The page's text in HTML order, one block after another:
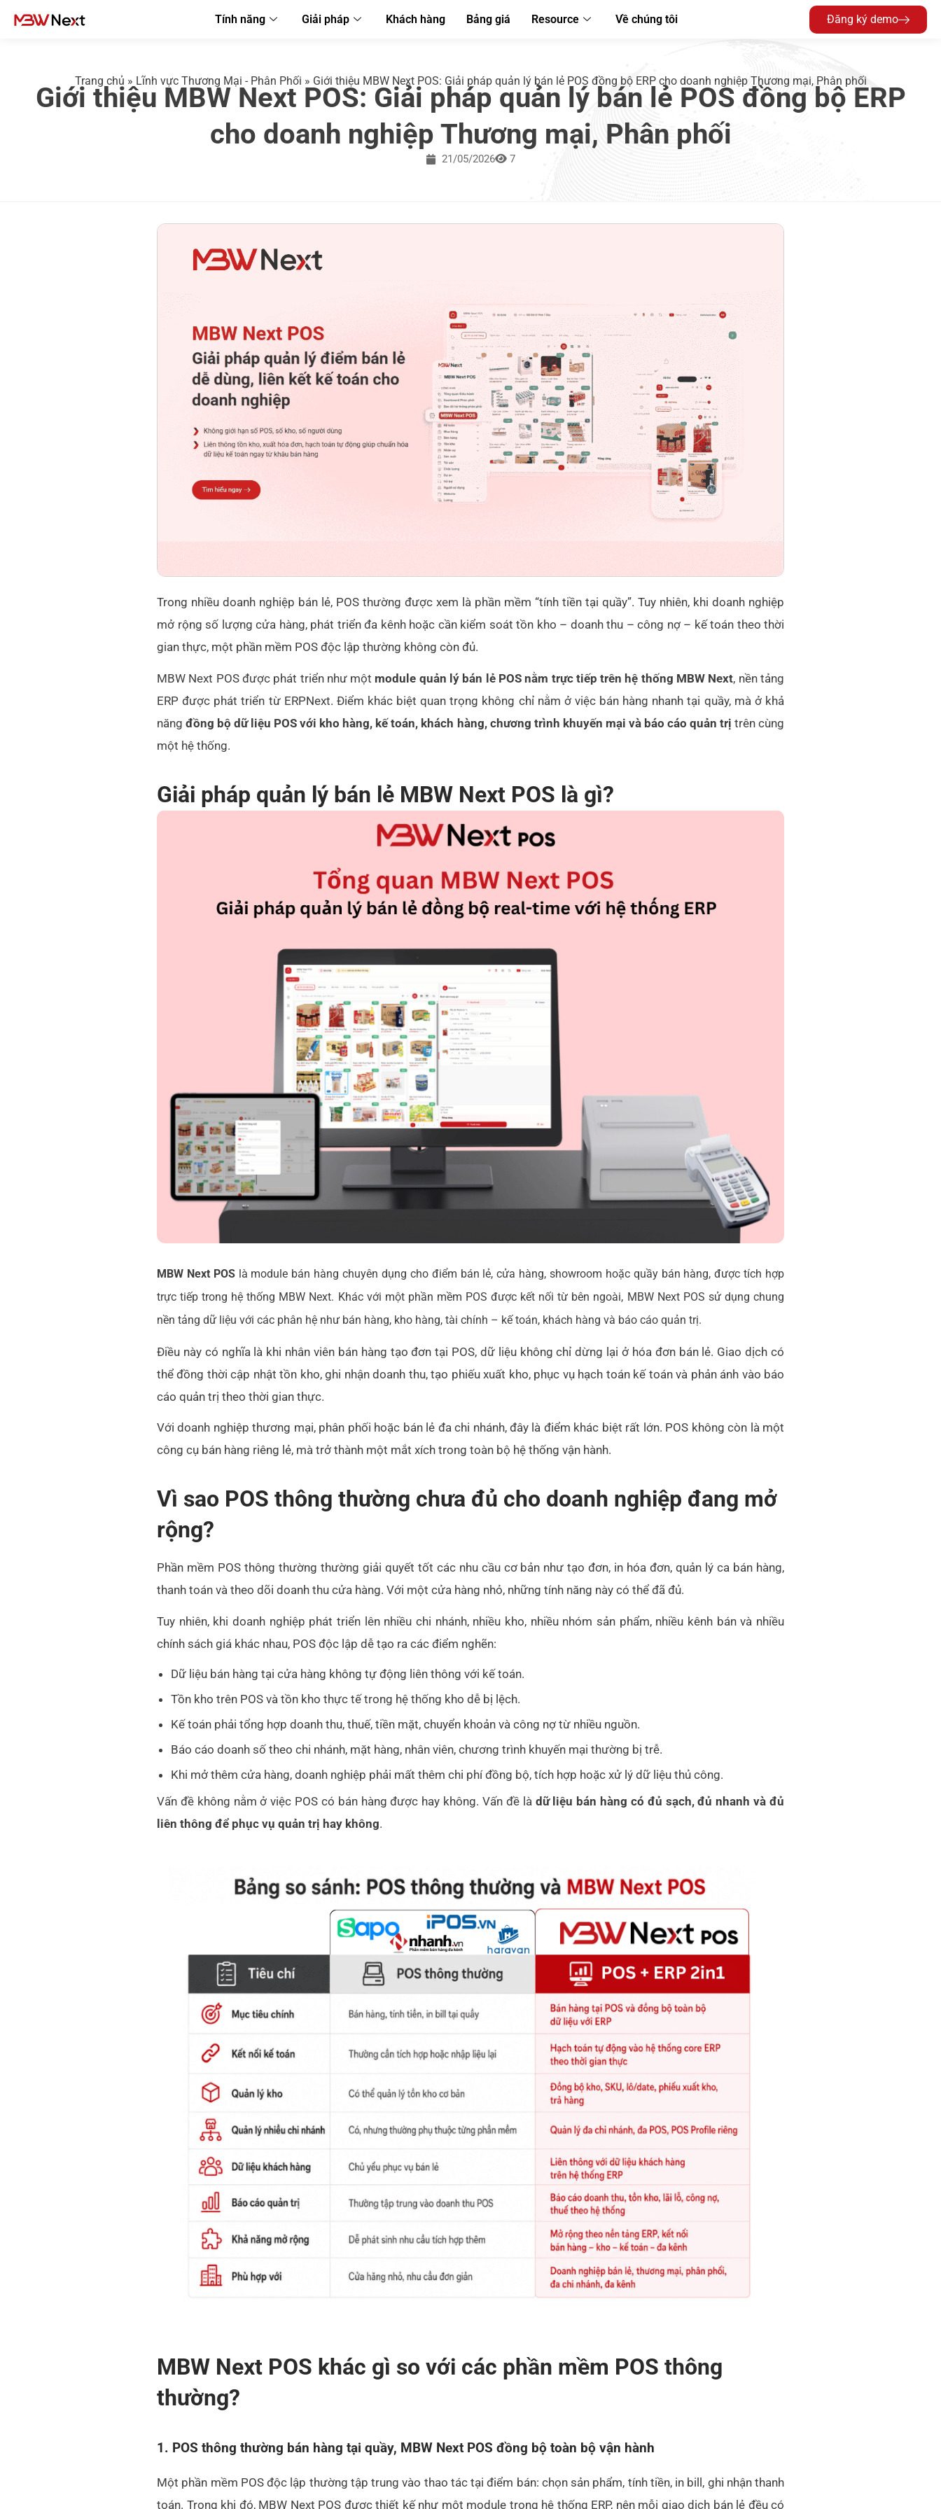
Tính năng Giải pháp Khách hàng Bảng giá Resource Về chúng tôi Đăng ký demo
Trang chủ » Lĩnh vực Thương Mại - Phân Phối » Giới thiệu MBW Next POS: Giải pháp quản lý bán lẻ POS đồng bộ ERP cho doanh nghiệp Thương mại, Phân phối
Giới thiệu MBW Next POS: Giải pháp quản lý bán lẻ POS đồng bộ ERP
cho doanh nghiệp Thương mại, Phân phối
21/05/2026 7
Trong nhiều doanh nghiệp bán lẻ, POS thường được xem là phần mềm “tính tiền tại quầy”. Tuy nhiên, khi doanh nghiệp
mở rộng số lượng cửa hàng, phát triển đa kênh hoặc cần kiểm soát tồn kho – doanh thu – công nợ – kế toán theo thời
gian thực, một phần mềm POS độc lập thường không còn đủ.
MBW Next POS được phát triển như một module quản lý bán lẻ POS nằm trực tiếp trên hệ thống MBW Next, nền tảng
ERP được phát triển từ ERPNext. Điểm khác biệt quan trọng không chỉ nằm ở việc bán hàng nhanh tại quầy, mà ở khả
năngđồng bộ dữ liệu POS với kho hàng, kế toán, khách hàng, chương trình khuyến mại và báo cáo quản trị trên cùng
một hệ thống.
Giải pháp quản lý bán lẻ MBW Next POS là gì?
MBW Next POSlà module bán hàng chuyên dụng cho điểm bán lẻ, cửa hàng, showroom hoặc quầy bán hàng, được tích hợp
trực tiếp trong hệ thống MBW Next. Khác với một phần mềm POS được kết nối từ bên ngoài, MBW Next POS sử dụng chung
nền tảng dữ liệu với các phân hệ như bán hàng, kho hàng, tài chính – kế toán, khách hàng và báo cáo quản trị.
Điều này có nghĩa là khi nhân viên bán hàng tạo đơn tại POS, dữ liệu không chỉ dừng lại ở hóa đơn bán lẻ. Giao dịch có
thể đồng thời cập nhật tồn kho, ghi nhận doanh thu, tạo phiếu xuất kho, phục vụ hạch toán kế toán và phản ánh vào báo
cáo quản trị theo thời gian thực.
Với doanh nghiệp thương mại, phân phối hoặc bán lẻ đa chi nhánh, đây là điểm khác biệt rất lớn. POS không còn là một
công cụ bán hàng riêng lẻ, mà trở thành một mắt xích trong toàn bộ hệ thống vận hành.
Vì sao POS thông thường chưa đủ cho doanh nghiệp đang mở
rộng?
Phần mềm POS thông thường thường giải quyết tốt các nhu cầu cơ bản như tạo đơn, in hóa đơn, quản lý ca bán hàng,
thanh toán và theo dõi doanh thu cửa hàng. Với một cửa hàng nhỏ, những tính năng này có thể đã đủ.
Tuy nhiên, khi doanh nghiệp phát triển lên nhiều chi nhánh, nhiều kho, nhiều nhóm sản phẩm, nhiều kênh bán và nhiều
chính sách giá khác nhau, POS độc lập dễ tạo ra các điểm nghẽn:
Dữ liệu bán hàng tại cửa hàng không tự động liên thông với kế toán.
Tồn kho trên POS và tồn kho thực tế trong hệ thống kho dễ bị lệch.
Kế toán phải tổng hợp doanh thu, thuế, tiền mặt, chuyển khoản và công nợ từ nhiều nguồn.
Báo cáo doanh số theo chi nhánh, mặt hàng, nhân viên, chương trình khuyến mại thường bị trễ.
Khi mở thêm cửa hàng, doanh nghiệp phải mất thêm chi phí đồng bộ, tích hợp hoặc xử lý dữ liệu thủ công.
Vấn đề không nằm ở việc POS có bán hàng được hay không. Vấn đề là dữ liệu bán hàng có đủ sạch, đủ nhanh và đủ
liên thông để phục vụ quản trị hay không.
MBW Next POS khác gì so với các phần mềm POS thông
thường?
1. POS thông thường bán hàng tại quầy, MBW Next POS đồng bộ toàn bộ vận hành
Một phần mềm POS độc lập thường tập trung vào thao tác tại điểm bán: chọn sản phẩm, tính tiền, in bill, ghi nhận thanh
toán. Trong khi đó, MBW Next POS được thiết kế như một module trong hệ thống ERP, nên mỗi giao dịch bán lẻ đều có